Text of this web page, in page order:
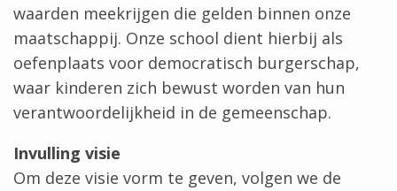
waarden meekrijgen die gelden binnen onze
maatschappij. Onze school dient hierbij als
oefenplaats voor democratisch burgerschap,
waar kinderen zich bewust worden van hun
verantwoordelijkheid in de gemeenschap.
Invulling visie
Om deze visie vorm te geven, volgen we de